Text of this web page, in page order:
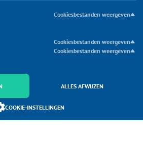
commerce
Cookiesbestanden weergeven
Cookiesbestanden weergeven
Cookiesbestanden weergeven
ALLES AFWIJZEN
COOKIE-INSTELLINGEN